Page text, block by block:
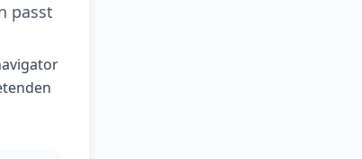
passt